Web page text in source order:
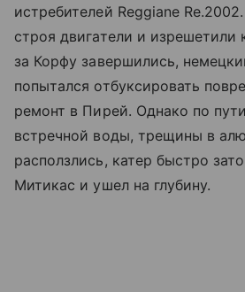
истребителей Reggiane
строя двигатели и изрешетили
за Корфу завершились,
попытался отбуксировать
ремонт в Пирей. Однако по
встречной воды, трещины в
расползлись, катер быстро
Митикас и ушел на глубину.